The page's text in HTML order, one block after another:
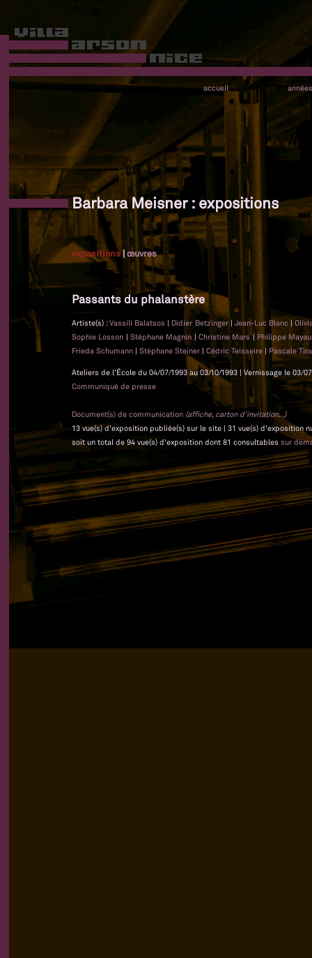
accueil années
Barbara Meisner : expositions
expositions|œuvres
Passants du phalanstère
Artiste(s) :Vassili Balatsos | Didier Betzinger | Jean-Luc Blanc |
Sophie Losson | Stéphane Magnin | Christine Mars| Philippe
Frieda Schumann | Stéphane Steiner | Cédric Teisseire | Pascale
Ateliers de l'École du 04/07/1993 au 03/10/1993 | Vernissage le 03/
Communiqué de presse
Document(s) de communication (affiche, carton d'invitation...)
13 vue(s) d'exposition publiée(s) sur le site | 31 vue(s) d'exposition
soit un total de 94 vue(s) d'exposition dont 81 consultables sur